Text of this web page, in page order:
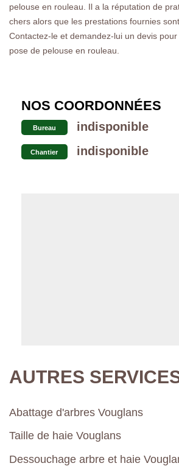
pelouse en rouleau. Il a la réputation de
chers alors que les prestations fournies
Contactez-le et demandez-lui un devis
pose de pelouse en rouleau.
NOS COORDONNÉES
Bureau indisponible
Chantier indisponible
AUTRES
Abattage d'arbres Vouglans
Taille de haie Vouglans
Dessouchage arbre et haie